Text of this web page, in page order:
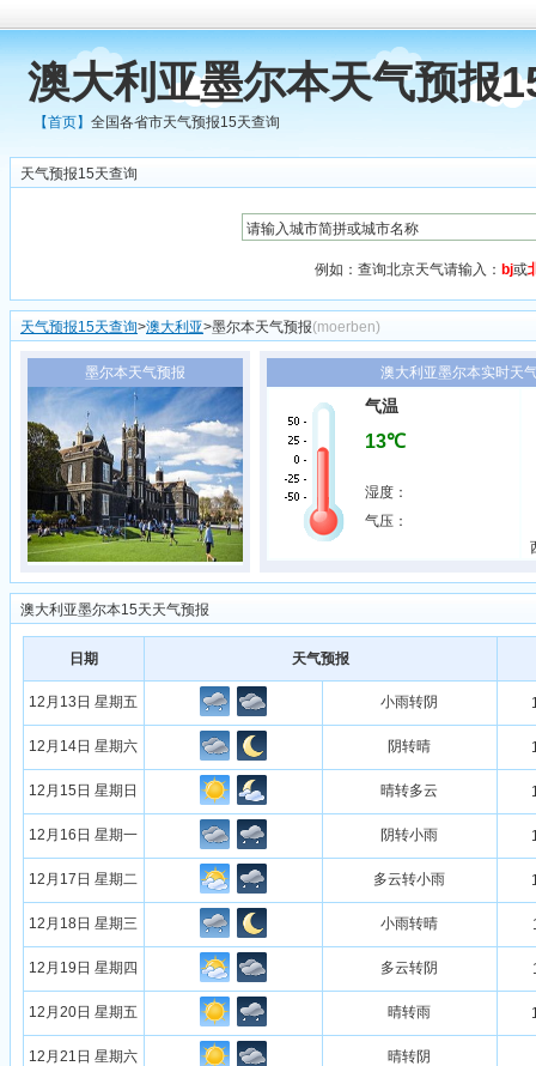
澳大利亚墨尔本天气预报
【首页】全国各省市天气预报15天查询
天气预报15天查询
例如：查询北京天气请输入： bj或
天气预报15天查询>澳大利亚>墨尔本天气预报(moerben)
墨尔本天气预报 澳大利亚墨尔本实时天
气温
13℃
湿度：
气压：
澳大利亚墨尔本15天天气预报
日期 天气预报
12月13日 星期五 小雨转阴
12月14日 星期六 阴转晴
12月15日 星期日 晴转多云
12月16日 星期一 阴转小雨
12月17日 星期二 多云转小雨
12月18日 星期三 小雨转晴
12月19日 星期四 多云转阴
12月20日 星期五 晴转雨
12月21日 星期六 晴转阴